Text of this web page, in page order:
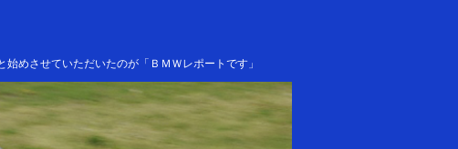
めさせていただいたのが「ＢＭＷレポートです」